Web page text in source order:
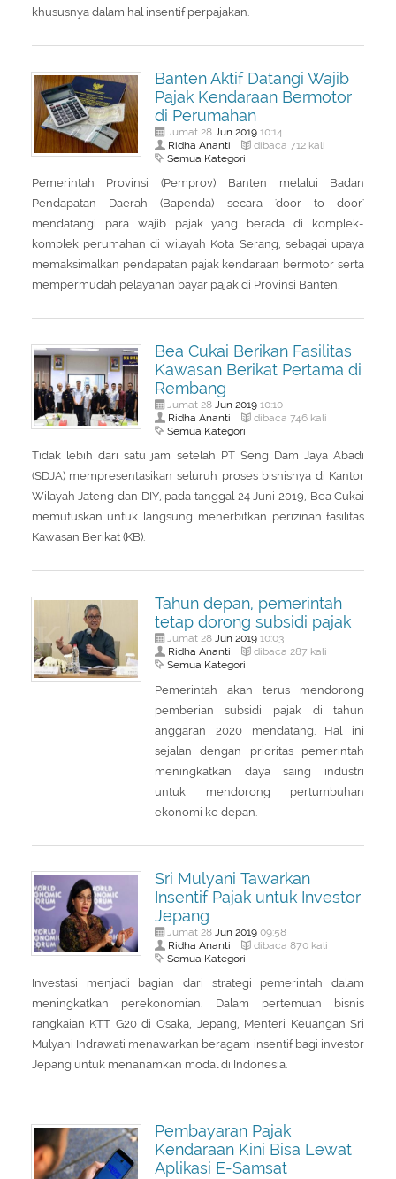
khususnya dalam hal insentif perpajakan.
Banten Aktif Datangi Wajib
Pajak Kendaraan Bermotor
di Perumahan
Jumat 28 Jun 201910:14
Ridha Ananti dibaca 712 kali
Semua Kategori
Pemerintah Provinsi (Pemprov) Banten melalui Badan
Pendapatan Daerah (Bapenda) secara 'door to door'
mendatangi para wajib pajak yang berada di komplek-
komplek perumahan di wilayah Kota Serang, sebagai upaya
memaksimalkan pendapatan pajak kendaraan bermotor serta
mempermudah pelayanan bayar pajak di Provinsi Banten.
Bea Cukai Berikan Fasilitas
Kawasan Berikat Pertama di
Rembang
Jumat 28 Jun 201910:10
Ridha Ananti dibaca 746 kali
Semua Kategori
Tidak lebih dari satu jam setelah PT Seng Dam Jaya Abadi
(SDJA) mempresentasikan seluruh proses bisnisnya di Kantor
Wilayah Jateng dan DIY, pada tanggal 24 Juni 2019, Bea Cukai
memutuskan untuk langsung menerbitkan perizinan fasilitas
Kawasan Berikat (KB).
Tahun depan, pemerintah
tetap dorong subsidi pajak
Jumat 28 Jun 201910:03
Ridha Ananti dibaca 287 kali
Semua Kategori
Pemerintah akan terus mendorong
pemberian subsidi pajak di tahun
anggaran 2020 mendatang. Hal ini
sejalan dengan prioritas pemerintah
meningkatkan daya saing industri
untuk mendorong pertumbuhan
ekonomi ke depan.
Sri Mulyani Tawarkan
Insentif Pajak untuk Investor
Jepang
Jumat 28 Jun 201909:58
Ridha Ananti dibaca 870 kali
Semua Kategori
Investasi menjadi bagian dari strategi pemerintah dalam
meningkatkan perekonomian. Dalam pertemuan bisnis
rangkaian KTT G20 di Osaka, Jepang, Menteri Keuangan Sri
Mulyani Indrawati menawarkan beragam insentif bagi investor
Jepang untuk menanamkan modal di Indonesia.
Pembayaran Pajak
Kendaraan Kini Bisa Lewat
Aplikasi E-Samsat